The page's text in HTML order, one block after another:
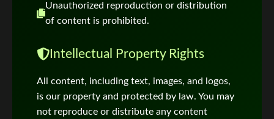
Unauthorized reproduction or distribution
of content is prohibited.
Intellectual Property Rights
All content, including text, images, and logos,
is our property and protected by law. You may
not reproduce or distribute any content